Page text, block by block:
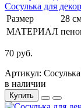
Сосулька для
Размер
28
МАТЕРИАЛ
70 руб.
Артикул:
в наличии
Купить